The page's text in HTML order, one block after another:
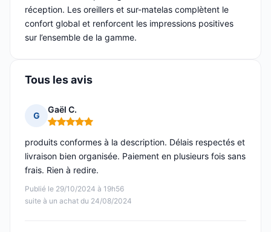
réception. Les oreillers et sur-matelas complètent le
confort global et renforcent les impressions positives
sur l’ensemble de la gamme.
Tous les avis
G
Gaël C.
Note : 5 sur 5
Publié le 29/10/2024 à 19h56
suite à un achat du 24/08/2024
produits conformes à la description. Délais respectés et
livraison bien organisée. Paiement en plusieurs fois sans
frais. Rien à redire.